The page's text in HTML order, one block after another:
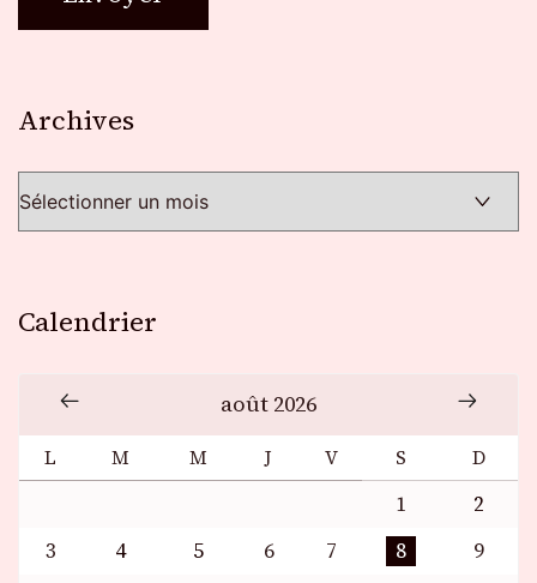
Archives
Calendrier
août 2026
L M M J V S D
1
2
3
4 5 6 7 8
9